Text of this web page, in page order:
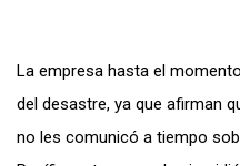
La empresa hasta el
del desastre, ya que afirman
no les comunicó a tiempo